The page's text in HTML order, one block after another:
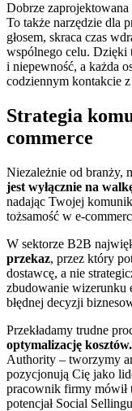
Dobrze
To także narzędzie dla
głosem, skraca czas
wspólnego celu. Dzięki
i niepewność, a każda
codziennym kontakcie
Strategia
commerce
Niezależnie od branży,
jest wyłącznie na
nadając Twojej
tożsamość w e-
W sektorze B2B
przekaz, przez który
dostawcę, a nie
zbudowanie wizerunku
błędnej decyzji
Przekładamy trudne
optymalizację kosztów.
Authority – tworzymy
pozycjonują Cię jako
pracownik firmy mówił
potencjał Social